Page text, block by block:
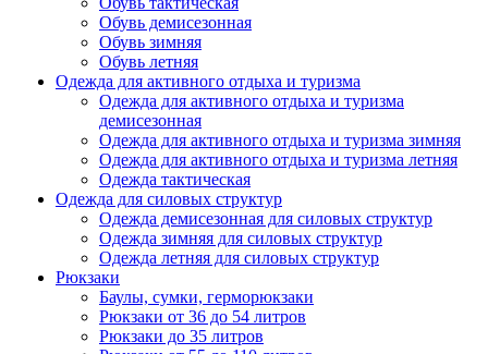
Обувь демисезонная
Обувь зимняя
Обувь летняя
Одежда для активного отдыха и туризма
Одежда для активного отдыха и туризма
демисезонная
Одежда для активного отдыха и туризма зимняя
Одежда для активного отдыха и туризма летняя
Одежда тактическая
Одежда для силовых структур
Одежда демисезонная для силовых структур
Одежда зимняя для силовых структур
Одежда летняя для силовых структур
Рюкзаки
Баулы, сумки, герморюкзаки
Рюкзаки от 36 до 54 литров
Рюкзаки до 35 литров